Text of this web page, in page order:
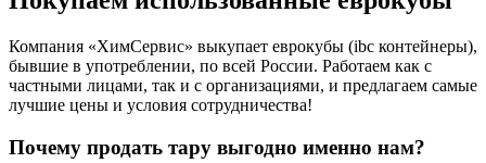
Компания «ХимСервис» выкупает еврокубы (ibc контейнеры),
бывшие в употреблении, по всей России. Работаем как с
частными лицами, так и с организациями, и предлагаем самые
лучшие цены и условия сотрудничества!
Почему продать тару выгодно именно нам?